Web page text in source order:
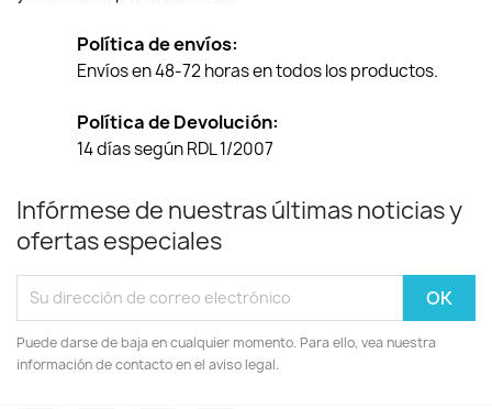
Política de envíos:
Envíos en 48-72 horas en todos los productos.
Política de Devolución:
14 días según RDL 1/2007
Infórmese de nuestras últimas noticias y
ofertas especiales
Puede darse de baja en cualquier momento. Para ello, vea nuestra
información de contacto en el aviso legal.